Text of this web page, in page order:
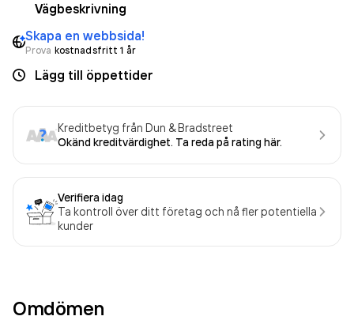
Vägbeskrivning
Skapa en webbsida!
Prova kostnadsfritt 1 år
Lägg till öppettider
Kreditbetyg från Dun & Bradstreet
Okänd kreditvärdighet. Ta reda på rating här.
Verifiera idag
Ta kontroll över ditt företag och nå fler potentiella
kunder
Omdömen